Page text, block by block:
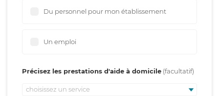
Du personnel pour mon établissement
Un emploi
Précisez les prestations d'aide à domicile
choisissez un service